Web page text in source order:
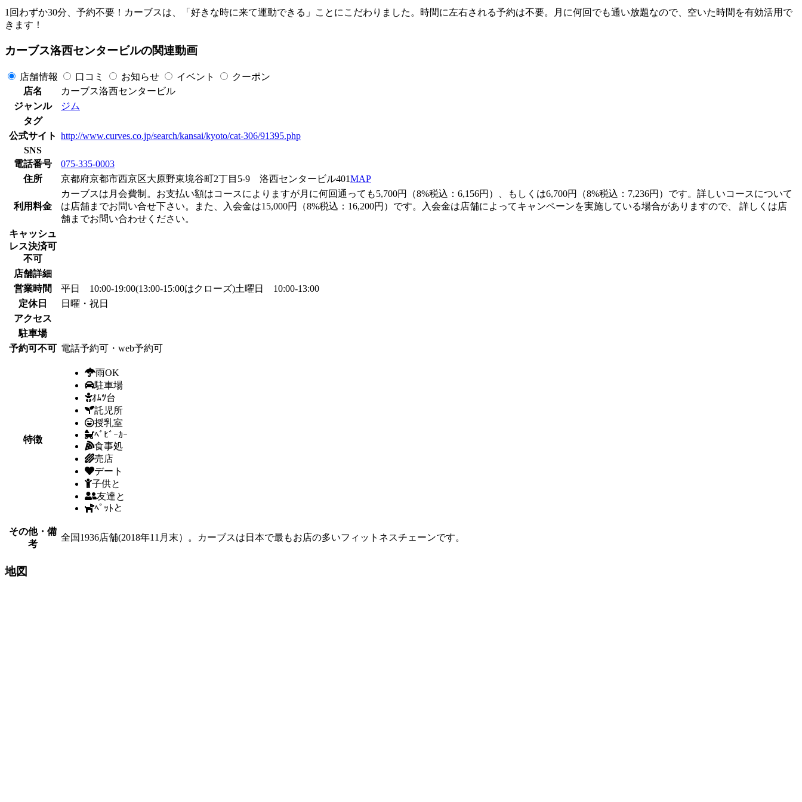
1回わずか30分、予約不要！カーブスは、「好きな時に来て運動できる」ことにこだわりました。時間に左右される予約は不要。月に何回でも通い放題なので、空いた時間を有効活用で
きます！
カーブス洛西センタービルの関連動画
店舗情報 口コミ お知らせ イベント
クーポン
店名
カーブス洛西センタービル
ジャンル
ジム
タグ
公式サイト http://www.curves.co.jp/search/kansai/kyoto/cat-306/91395.php
SNS
電話番号
075-335-0003
住所
京都府京都市西京区大原野東境谷町2丁目5-9 洛西センタービル401MAP
利用料金
カーブスは月会費制。お支払い額はコースによりますが月に何回通っても5,700円（8%税込：6,156円）、もしくは6,700円（8%税込：7,236円）です。詳しいコースについて
は店舗までお問い合せ下さい。また、入会金は15,000円（8%税込：16,200円）です。入会金は店舗によってキャンペーンを実施している場合がありますので、 詳しくは店
舗までお問い合わせください。
キャッシュ
レス決済可
不可
店舗詳細
営業時間
平日 10:00-19:00(13:00-15:00はクローズ)土曜日 10:00-13:00
定休日
日曜・祝日
アクセス
駐車場
予約可不可 電話予約可・web予約可
特徴
雨OK
駐車場
ｵﾑﾂ台
託児所
授乳室
ﾍﾞﾋﾞｰｶｰ
食事処
売店
デート
子供と
友達と
ﾍﾟｯﾄと
その他・備
考
全国1936店舗(2018年11月末）。カーブスは日本で最もお店の多いフィットネスチェーンです。
地図